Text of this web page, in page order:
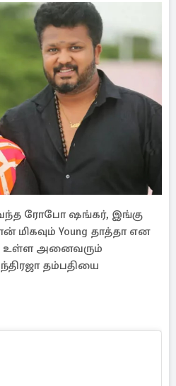
வந்த ரோபோ ஷங்கர், இங்கு
மிகவும் Young தாத்தா என
உள்ள அனைவரும்
தம்பதியை